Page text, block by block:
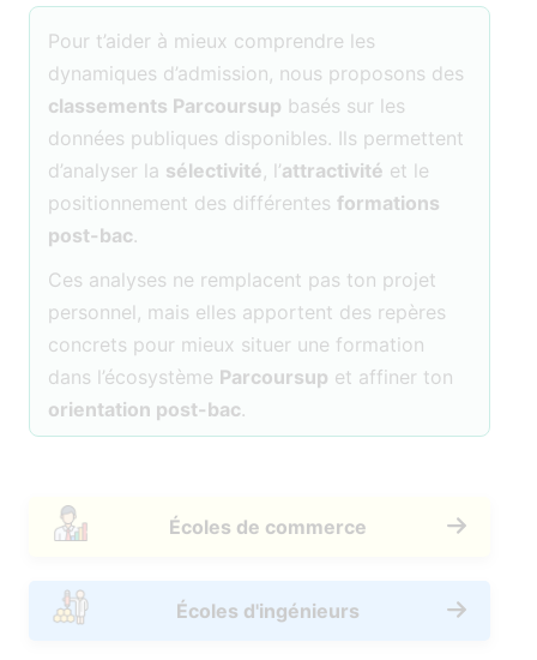
Pour t’aider à mieux comprendre les
dynamiques d’admission, nous proposons des
classements Parcoursup basés sur les
données publiques disponibles. Ils permettent
d’analyser la sélectivité, l’attractivité et le
positionnement des différentes formations
post-bac.
Ces analyses ne remplacent pas ton projet
personnel, mais elles apportent des repères
concrets pour mieux situer une formation
dans l’écosystème Parcoursup et affiner ton
orientation post-bac.
Écoles de commerce
Écoles d'ingénieurs